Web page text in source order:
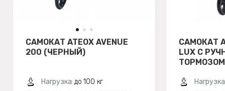
САМОКАТ ATEOX AVENUE
200 (ЧЕРНЫЙ)
Нагрузка: до 100 кг
САМОКАТ
LUX С